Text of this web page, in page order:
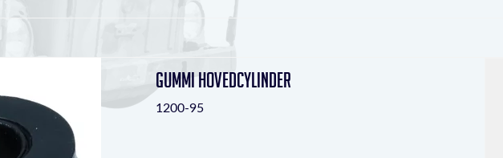
Gummi Hovedcylinder
1200-95